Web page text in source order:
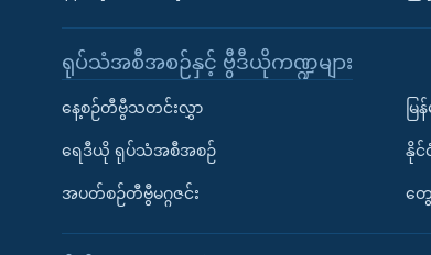
ရုပ်သံအစီအစဉ်နှင့် ဗွီဒီယိုကဏ္ဍများ
နေ့စဉ်တီဗွီသတင်းလွှာ
ရေဒီယို ရုပ်သံအစီအစဉ်
အပတ်စဉ်တီဗွီမဂ္ဂဇင်း
မြ
နို
တွေ့